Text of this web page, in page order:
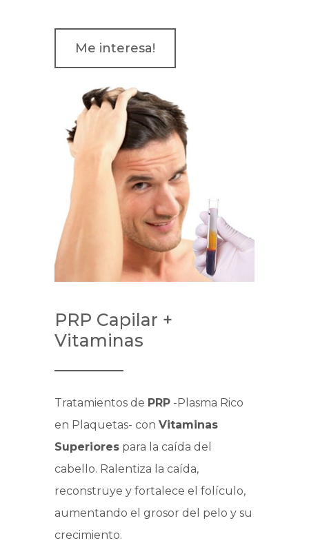
Me interesa!
PRP Capilar +
Vitaminas
Tratamientos de PRP -Plasma Rico
en Plaquetas- con Vitaminas
Superiores para la caída del
cabello. Ralentiza la caída,
reconstruye y fortalece el folículo,
aumentando el grosor del pelo y su
crecimiento.